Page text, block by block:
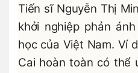
Tiến sĩ Nguyễn Thị
khởi nghiệp phản
học của Việt Nam. Ví
Cai hoàn toàn có thể